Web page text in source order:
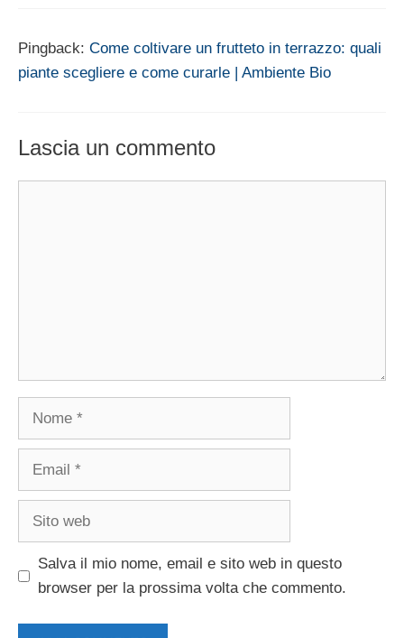
Pingback: Come coltivare un frutteto in terrazzo: quali
piante scegliere e come curarle | Ambiente Bio
Lascia un commento
Nome
Email
Sito
Salva il mio nome, email e sito web in questo
browser per la prossima volta che commento.